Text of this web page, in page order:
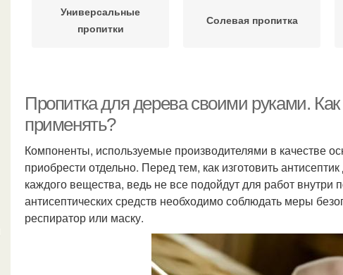
Универсальные
пропитки
Солевая пропитка
Пропитка для дерева своими руками. Как
применять?
Компоненты, используемые производителями в качестве
приобрести отдельно. Перед тем, как изготовить
каждого вещества, ведь не все подойдут для работ
антисептических средств необходимо соблюдать меры
респиратор или маску.